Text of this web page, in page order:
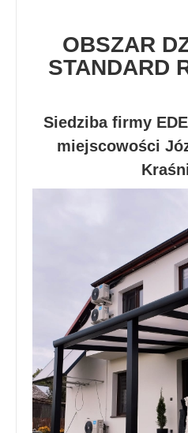
OBSZAR
STANDARD
Siedziba firmy
miejscowości